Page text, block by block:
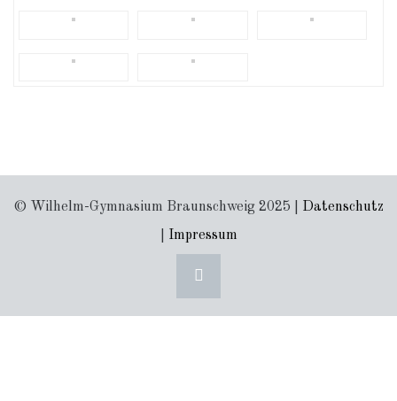
© Wilhelm-Gymnasium Braunschweig 2025 | Datenschutz
Impressum